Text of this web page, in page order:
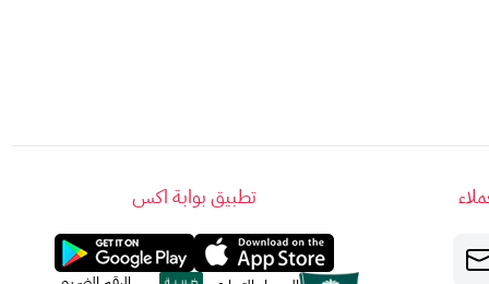
تطبيق بوابة اكس